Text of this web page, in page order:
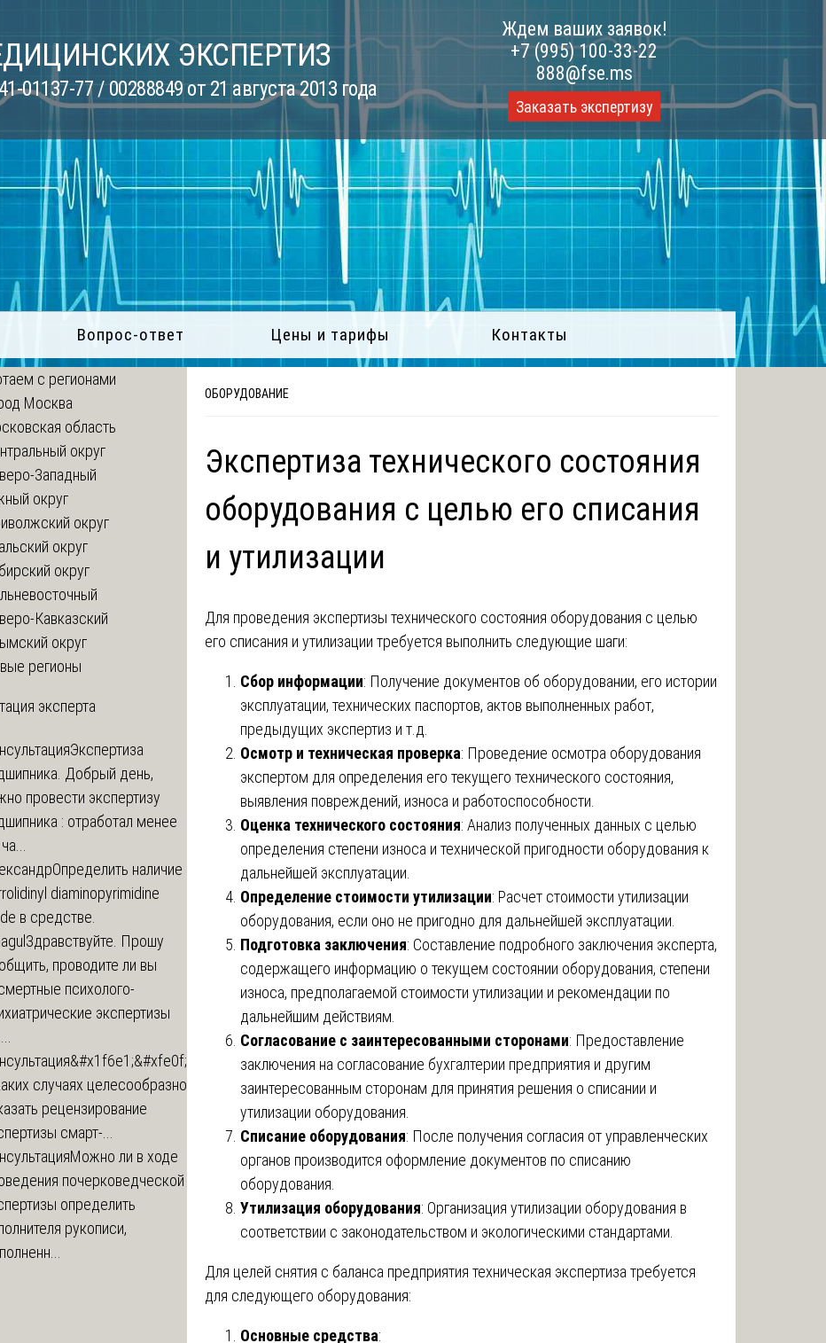
ЭКСПЕРТИЗ
01137-77 / 00288849 от 21 августа 2013 года
Ждем ваших заявок!
+7 (995) 100-33-22
888@fse.ms
Заказать экспертизу
Вопрос-ответ Цены и тарифы Контакты
ОБОРУДОВАНИЕ
Экспертиза технического состояния
оборудования с целью его списания
и утилизации
Для проведения экспертизы технического состояния оборудования с целью
его списания и утилизации требуется выполнить следующие шаги:
Сбор информации: Получение документов об оборудовании, его истории
эксплуатации, технических паспортов, актов выполненных работ,
предыдущих экспертиз и т.д.
Осмотр и техническая проверка: Проведение осмотра оборудования
экспертом для определения его текущего технического состояния,
выявления повреждений, износа и работоспособности.
Оценка технического состояния: Анализ полученных данных с целью
определения степени износа и технической пригодности оборудования к
дальнейшей эксплуатации.
Определение стоимости утилизации: Расчет стоимости утилизации
оборудования, если оно не пригодно для дальнейшей эксплуатации.
Подготовка заключения: Составление подробного заключения эксперта,
содержащего информацию о текущем состоянии оборудования, степени
износа, предполагаемой стоимости утилизации и рекомендации по
дальнейшим действиям.
Согласование с заинтересованными сторонами: Предоставление
заключения на согласование бухгалтерии предприятия и другим
заинтересованным сторонам для принятия решения о списании и
утилизации оборудования.
Списание оборудования: После получения согласия от управленческих
органов производится оформление документов по списанию
оборудования.
Утилизация оборудования: Организация утилизации оборудования в
соответствии с законодательством и экологическими стандартами.
Для целей снятия с баланса предприятия техническая экспертиза требуется
для следующего оборудования:
Основные средства:
с регионами
Москва
область
округ
Западный
округ
округ
округ
округ
Кавказский
округ
регионы
эксперта
Экспертиза
Добрый день,
провести экспертизу
: отработал менее
Определить наличие
diaminopyrimidine
в средстве.
Здравствуйте. Прошу
проводите ли вы
психолого-
экспертизы
&#x1f6e1;&#xfe0f;
случаях целесообразно
рецензирование
смарт-...
Можно ли в ходе
почерковедческой
определить
рукописи,